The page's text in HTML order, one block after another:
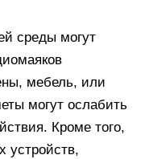
среды могут
мебель, или
могут ослабить
Кроме того,
устройств,